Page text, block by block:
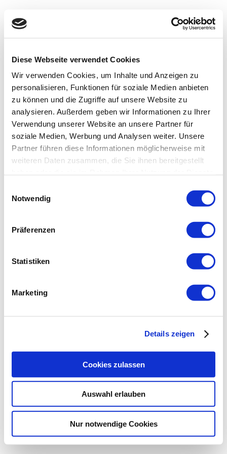
Diese Webseite verwendet Cookies
Wir verwenden Cookies, um Inhalte und Anzeigen zu
personalisieren, Funktionen für soziale Medien anbieten
zu können und die Zugriffe auf unsere Website zu
analysieren. Außerdem geben wir Informationen zu Ihrer
Verwendung unserer Website an unsere Partner für
soziale Medien, Werbung und Analysen weiter. Unsere
Partner führen diese Informationen möglicherweise mit
weiteren Daten zusammen, die Sie ihnen bereitgestellt
Notwendig
Präferenzen
Statistiken
Marketing
Details zeigen
Cookies zulassen
Auswahl erlauben
Nur notwendige Cookies